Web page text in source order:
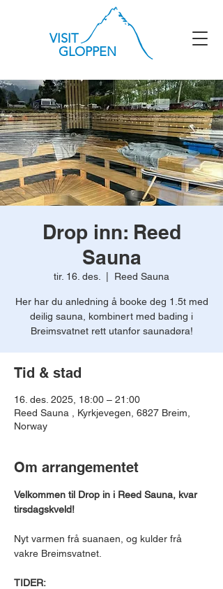
VISIT
GLOPPEN
Drop inn: Reed
Sauna
tir. 16. des. Reed Sauna
Her har du anledning å booke deg 1.5t med
deilig sauna, kombinert med bading i
Breimsvatnet rett utanfor saunadøra!
Tid & stad
16. des. 2025, 18:00 – 21:00
Reed Sauna , Kyrkjevegen, 6827 Breim,
Norway
Om arrangementet
Velkommen til Drop in i Reed Sauna, kvar
tirsdagskveld!
Nyt varmen frå suanaen, og kulder frå
vakre Breimsvatnet.
TIDER: